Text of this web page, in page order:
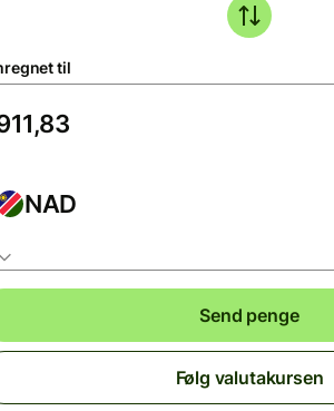
til
NAD
Send penge
Følg valutakursen